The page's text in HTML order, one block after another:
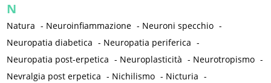
N
Natura - Neuroinfiammazione - Neuroni specchio -
Neuropatia diabetica - Neuropatia periferica -
Neuropatia post-erpetica - Neuroplasticità - Neurotropismo -
Nevralgia post erpetica - Nichilismo - Nicturia -